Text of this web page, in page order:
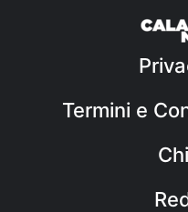
Termini e